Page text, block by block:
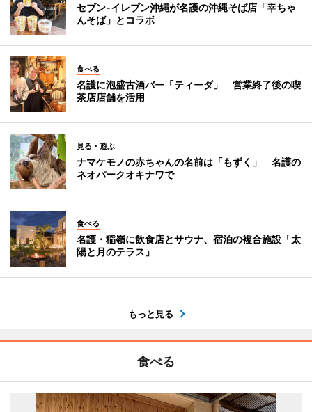
セブン‐イレブン沖縄が名護の沖縄そば店「幸ちゃ
んそば」とコラボ
食べる
名護に泡盛古酒バー「ティーダ」 営業終了後の喫
茶店店舗を活用
見る・遊ぶ
ナマケモノの赤ちゃんの名前は「もずく」 名護の
ネオパークオキナワで
食べる
名護・稲嶺に飲食店とサウナ、宿泊の複合施設「太
陽と月のテラス」
もっと見る
食べる